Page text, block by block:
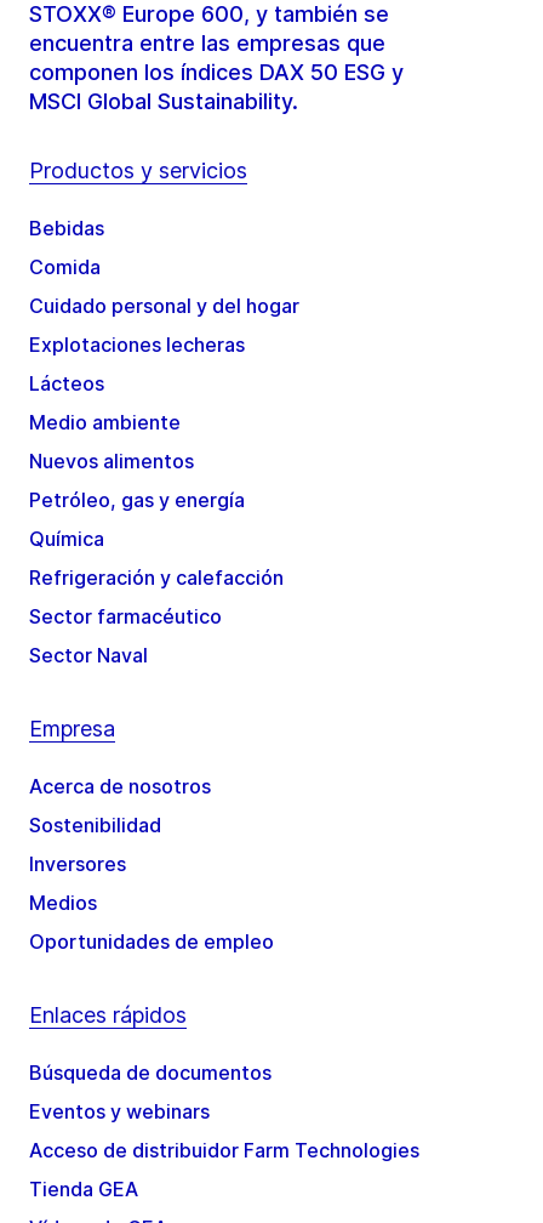
STOXX® Europe 600, y también se
encuentra entre las empresas que
componen los índices DAX 50 ESG y
MSCI Global Sustainability.
Productos y servicios
Bebidas
Comida
Cuidado personal y del hogar
Explotaciones lecheras
Lácteos
Medio ambiente
Nuevos alimentos
Petróleo, gas y energía
Química
Refrigeración y calefacción
Sector farmacéutico
Sector Naval
Empresa
Acerca de nosotros
Sostenibilidad
Inversores
Medios
Oportunidades de empleo
Enlaces rápidos
Búsqueda de documentos
Eventos y webinars
Acceso de distribuidor Farm Technologies
Tienda GEA